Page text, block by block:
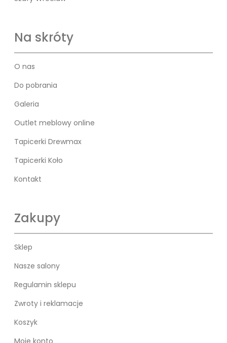
Na skróty
O nas
Do pobrania
Galeria
Outlet meblowy online
Tapicerki Drewmax
Tapicerki Koło
Kontakt
Zakupy
Sklep
Nasze salony
Regulamin sklepu
Zwroty i reklamacje
Koszyk